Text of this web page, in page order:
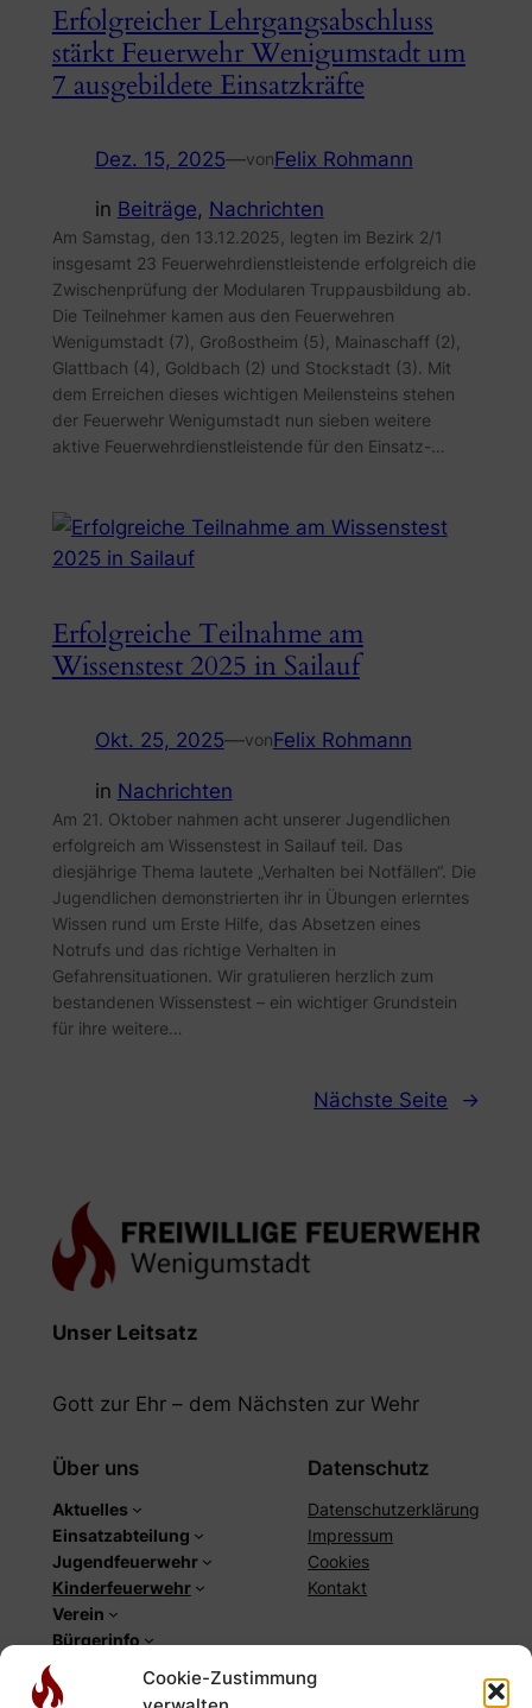
Cookie-Zustimmung
Erfolgreicher Lehrgangsabschluss
stärkt Feuerwehr Wenigumstadt um
7 ausgebildete Einsatzkräfte
Dez. 15, 2025—vonFelix Rohmann
in Beiträge, Nachrichten
Am Samstag, den 13.12.2025, legten im Bezirk 2/1
insgesamt 23 Feuerwehrdienstleistende erfolgreich die
Zwischenprüfung der Modularen Truppausbildung ab.
Die Teilnehmer kamen aus den Feuerwehren
Wenigumstadt (7), Großostheim (5), Mainaschaff (2),
Glattbach (4), Goldbach (2) und Stockstadt (3). Mit
dem Erreichen dieses wichtigen Meilensteins stehen
der Feuerwehr Wenigumstadt nun sieben weitere
aktive Feuerwehrdienstleistende für den Einsatz-…
Erfolgreiche Teilnahme am
Wissenstest 2025 in Sailauf
Okt. 25, 2025—vonFelix Rohmann
in Nachrichten
Am 21. Oktober nahmen acht unserer Jugendlichen
erfolgreich am Wissenstest in Sailauf teil. Das
diesjährige Thema lautete „Verhalten bei Notfällen“. Die
Jugendlichen demonstrierten ihr in Übungen erlerntes
Wissen rund um Erste Hilfe, das Absetzen eines
Notrufs und das richtige Verhalten in
Gefahrensituationen. Wir gratulieren herzlich zum
bestandenen Wissenstest – ein wichtiger Grundstein
für ihre weitere…
Nächste Seite →
Unser Leitsatz
Gott zur Ehr – dem Nächsten zur Wehr
Über uns
Aktuelles
Einsatzabteilung
Jugendfeuerwehr
Kinderfeuerwehr
Verein
Bürgerinfo
Datenschutz
Datenschutzerklärung
Impressum
Cookies
Kontakt
Social